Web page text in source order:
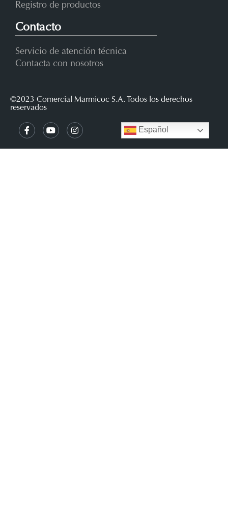
Registro de productos
Contacto
Servicio de atención técnica
Contacta con nosotros
©2023 Comercial Marmicoc S.A. Todos los derechos
reservados
Español